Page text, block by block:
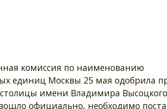
комиссия по наименованию
единиц Москвы 25 мая одобрила
имени Владимира
официально, необходимо